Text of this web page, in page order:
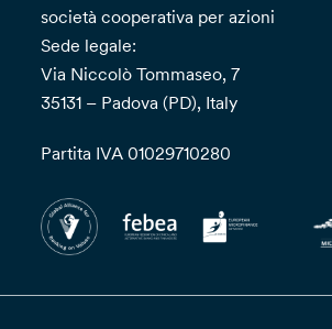
società cooperativa per azioni
Sede legale:
Via Niccolò Tommaseo, 7
35131 – Padova (PD), Italy
Partita IVA 01029710280